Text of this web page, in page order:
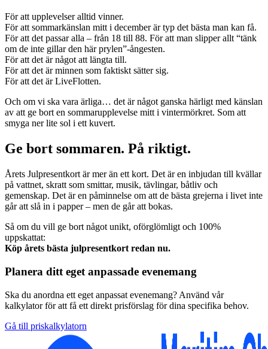
För att upplevelser alltid vinner.
För att sommarkänslan mitt i december är typ det bästa man kan få.
För att det passar alla – från 18 till 88. För att man slipper allt “tänk
om de inte gillar den här prylen”-ångesten.
För att det är något att längta till.
För att det är minnen som faktiskt sätter sig.
För att det är LiveFlotten.
Och om vi ska vara ärliga… det är något ganska härligt med känslan
av att ge bort en sommarupplevelse mitt i vintermörkret. Som att
smyga ner lite sol i ett kuvert.
Ge bort sommaren. På riktigt.
Årets Julpresentkort är mer än ett kort. Det är en inbjudan till kvällar
på vattnet, skratt som smittar, musik, tävlingar, båtliv och
gemenskap. Det är en påminnelse om att de bästa grejerna i livet inte
går att slå in i papper – men de går att bokas.
Så om du vill ge bort något unikt, oförglömligt och 100%
uppskattat:
Köp årets bästa julpresentkort redan nu.
Planera ditt eget anpassade evenemang
Ska du anordna ett eget anpassat evenemang? Använd vår
kalkylator för att få ett direkt prisförslag för dina specifika behov.
Gå till priskalkylatorn